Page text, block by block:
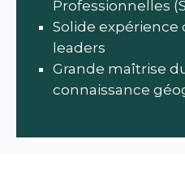
Professionnelles
Solide expérience
leaders
Grande maîtrise
connaissance